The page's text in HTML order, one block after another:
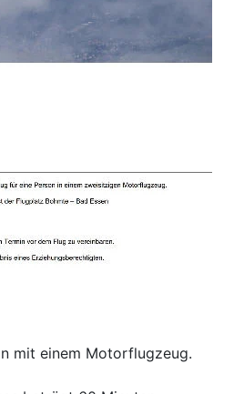
mit einem Motorflugzeug.